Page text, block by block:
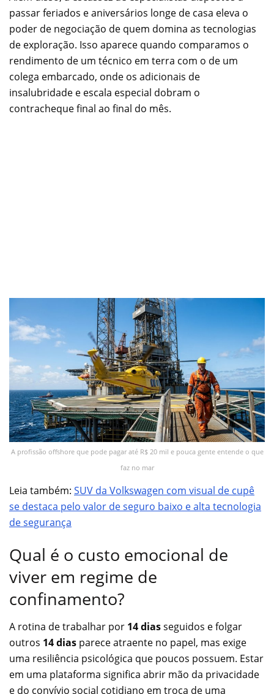
passar feriados e aniversários longe de casa eleva o
poder de negociação de quem domina as tecnologias
de exploração. Isso aparece quando comparamos o
rendimento de um técnico em terra com o de um
colega embarcado, onde os adicionais de
insalubridade e escala especial dobram o
contracheque final ao final do mês.
A profissão offshore que pode pagar até R$ 20 mil e pouca gente entende o que
faz no mar
Leia também: SUV da Volkswagen com visual de cupê
se destaca pelo valor de seguro baixo e alta tecnologia
de segurança
Qual é o custo emocional de
viver em regime de
confinamento?
A rotina de trabalhar por 14 diasseguidos e folgar
outros 14 dias parece atraente no papel, mas exige
uma resiliência psicológica que poucos possuem. Estar
em uma plataforma significa abrir mão da privacidade
e do convívio social cotidiano em troca de uma